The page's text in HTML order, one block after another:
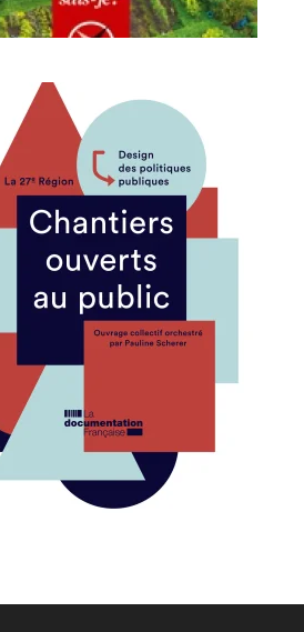
redonner à la
sa place dans les
et services de l’état
Les citoyens peuvent-ils
co-concepteurs des
publiques ? Et plus
généralement, quelles
voulons-nous